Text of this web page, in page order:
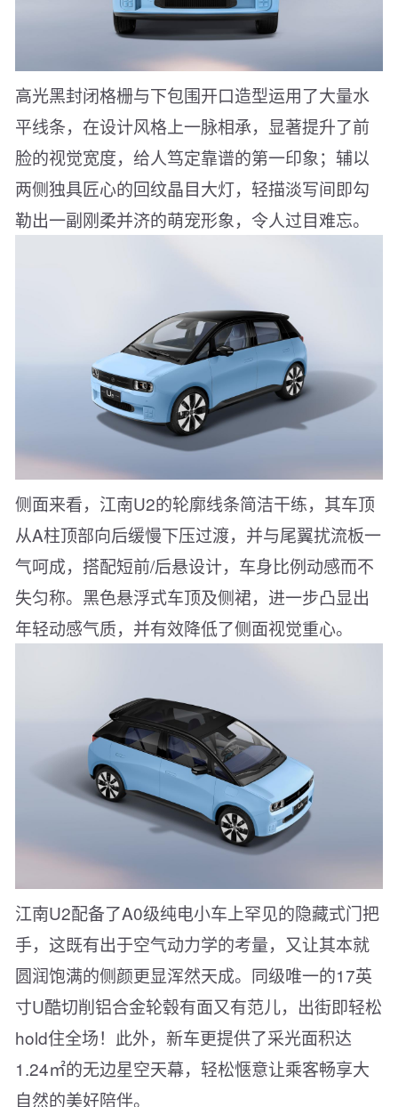
高光黑封闭格栅与下包围开口造型运用了大量水
平线条，在设计风格上一脉相承，显著提升了前
脸的视觉宽度，给人笃定靠谱的第一印象；辅以
两侧独具匠心的回纹晶目大灯，轻描淡写间即勾
勒出一副刚柔并济的萌宠形象，令人过目难忘。
侧面来看，江南U2的轮廓线条简洁干练，其车顶
从A柱顶部向后缓慢下压过渡，并与尾翼扰流板一
气呵成，搭配短前/后悬设计，车身比例动感而不
失匀称。黑色悬浮式车顶及侧裙，进一步凸显出
年轻动感气质，并有效降低了侧面视觉重心。
江南U2配备了A0级纯电小车上罕见的隐藏式门把
手，这既有出于空气动力学的考量，又让其本就
圆润饱满的侧颜更显浑然天成。同级唯一的17英
寸U酷切削铝合金轮毂有面又有范儿，出街即轻松
hold住全场！此外，新车更提供了采光面积达
1.24㎡的无边星空天幕，轻松惬意让乘客畅享大
自然的美好陪伴。